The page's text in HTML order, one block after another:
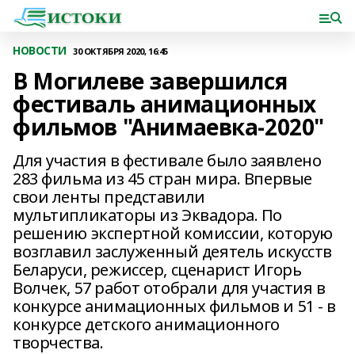
НОВОСТИ 30 ОКТЯБРЯ 2020, 16:45
В Могилеве завершился
фестиваль анимационных
фильмов "Анимаевка-2020"
Для участия в фестивале было заявлено
283 фильма из 45 стран мира. Впервые
свои ленты представили
мультипликаторы из Эквадора. По
решению экспертной комиссии, которую
возглавил заслуженный деятель искусств
Беларуси, режиссер, сценарист Игорь
Волчек, 57 работ отобрали для участия в
конкурсе анимационных фильмов и 51 - в
конкурсе детского анимационного
творчества.